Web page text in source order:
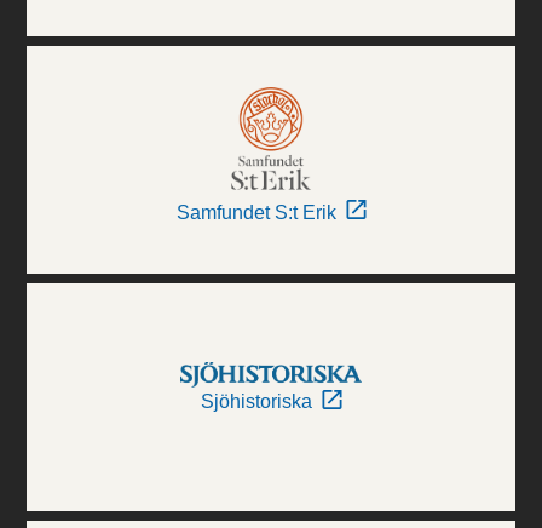
Samfundet S:t Erik
Sjöhistoriska